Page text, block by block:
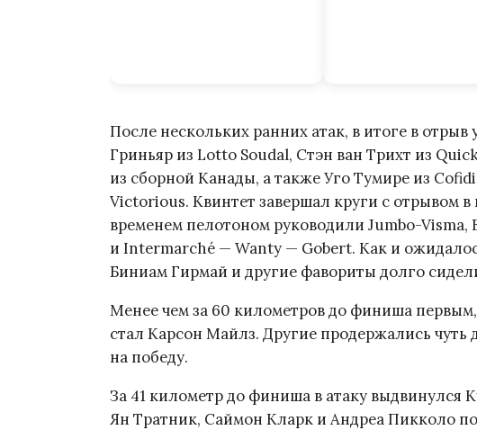
После нескольких ранних атак, в итоге в отрыв
Гриньяр из Lotto Soudal, Стэн ван Трихт из
из сборной Канады, а также Уго Тумире из
Victorious. Квинтет завершал круги с отрывом
временем пелотоном руководили Jumbo-Visma,
и Intermarché — Wanty — Gobert. Как и
Биниам Гирмай и другие фавориты долго
Менее чем за 60 километров до финиша
стал Карсон Майлз. Другие продержались
на победу.
За 41 километр до финиша в атаку выдвинулся
Ян Тратник, Саймон Кларк и Андреа Пикколо